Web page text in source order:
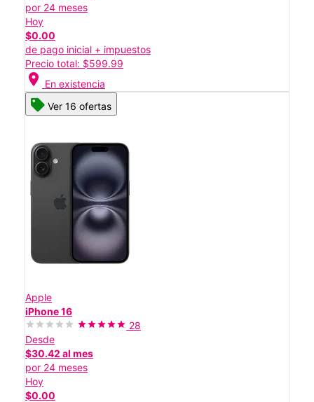
por 24 meses
Hoy
$0.00
de pago inicial + impuestos
Precio total: $599.99
location_on En existencia
Ver 16 ofertas
Apple
iPhone 16
28
Desde
$30.42 al mes
por 24 meses
Hoy
$0.00